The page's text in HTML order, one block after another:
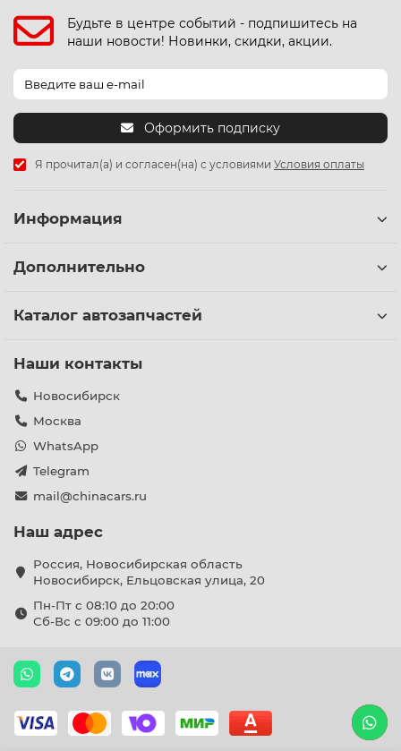
Будьте в центре событий - подпишитесь на
наши новости! Новинки, скидки, акции.
Оформить подписку
Я прочитал(а) и согласен(на) с условиями Условия оплаты
Информация
Дополнительно
Каталог автозапчастей
Наши контакты
Новосибирск
Москва
WhatsApp
Telegram
mail@chinacars.ru
Наш адрес
Россия, Новосибирская область
Новосибирск, Ельцовская улица, 20
Пн-Пт с 08:10 до 20:00
Сб-Вс с 09:00 до 11:00